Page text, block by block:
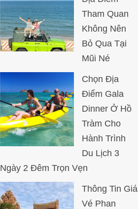
Tham Quan
Không Nên
Bỏ Qua Tại
Mũi Né
Chọn Địa
Điểm Gala
Dinner Ở Hồ
Tràm Cho
Hành Trình
Du Lịch 3
Ngày 2 Đêm Trọn Vẹn
Thông Tin Giá
Vé Phan